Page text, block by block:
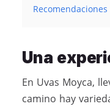
Una
En Uvas Moyca,
camino hay